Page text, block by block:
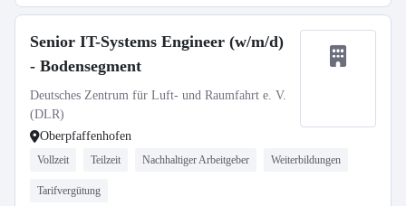
Senior IT-Systems Engineer (w/m/d)
- Bodensegment
Deutsches Zentrum für Luft- und Raumfahrt e. V.
(DLR)
Oberpfaffenhofen
Vollzeit Teilzeit Nachhaltiger Arbeitgeber Weiterbildungen
Tarifvergütung